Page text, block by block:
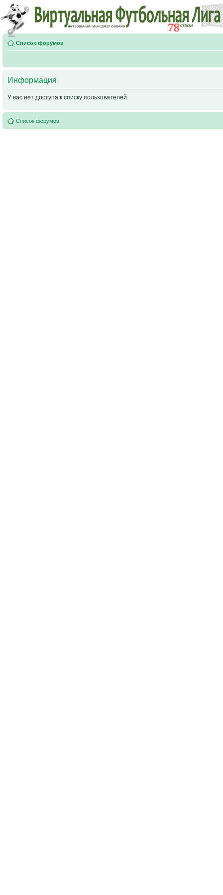
Список форумов
Информация
У вас нет доступа к списку пользователей.
Список форумов